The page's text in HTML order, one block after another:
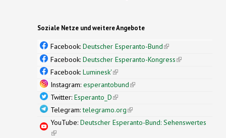
Soziale Netze und weitere Angebote
Facebook: Deutscher Esperanto-Bund(link is
external)
Facebook: Deutscher Esperanto-Kongress(link is
Facebook: Luminesk'(link is external)
Instagram: esperantobund(link is external)
Twitter: Esperanto_D(link is external)
Telegram:telegramo.org(link is external)
YouTube: Deutscher Esperanto-Bund: Sehenswertes
(link is external)